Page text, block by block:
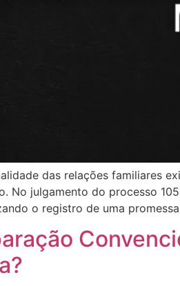
das relações familiares
No julgamento do processo
o registro de uma